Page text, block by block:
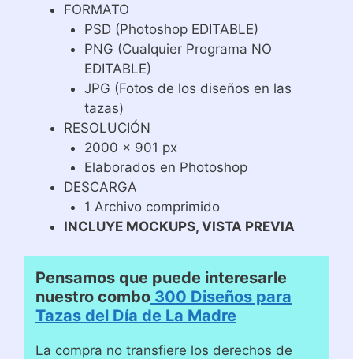
FORMATO
PSD (Photoshop EDITABLE)
PNG (Cualquier Programa NO
EDITABLE)
JPG (Fotos de los diseños en las
tazas)
RESOLUCIÓN
2000 x 901 px
Elaborados en Photoshop
DESCARGA
1 Archivo comprimido
INCLUYE MOCKUPS, VISTA PREVIA
Pensamos que puede interesarle
nuestro combo 300 Diseños para
Tazas del Día de La Madre
La compra no transfiere los derechos de